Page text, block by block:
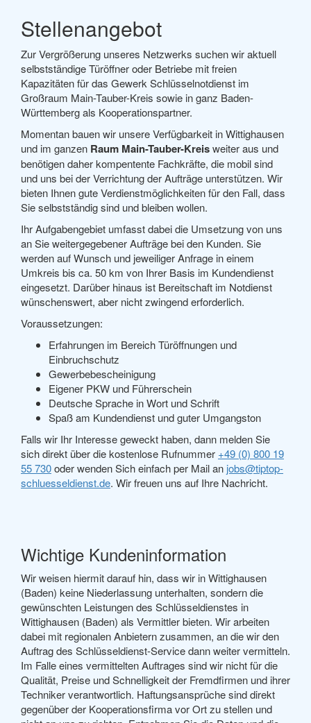
Stellenangebot
Zur Vergrößerung unseres Netzwerks suchen wir aktuell
selbstständige Türöffner oder Betriebe mit freien
Kapazitäten für das Gewerk Schlüsselnotdienst im
Großraum Main-Tauber-Kreis sowie in ganz Baden-
Württemberg als Kooperationspartner.
Momentan bauen wir unsere Verfügbarkeit in Wittighausen
und im ganzen Raum Main-Tauber-Kreisweiter aus und
benötigen daher kompentente Fachkräfte, die mobil sind
und uns bei der Verrichtung der Aufträge unterstützen. Wir
bieten Ihnen gute Verdienstmöglichkeiten für den Fall, dass
Sie selbstständig sind und bleiben wollen.
Ihr Aufgabengebiet umfasst dabei die Umsetzung von uns
an Sie weitergegebener Aufträge bei den Kunden. Sie
werden auf Wunsch und jeweiliger Anfrage in einem
Umkreis bis ca. 50 km von Ihrer Basis im Kundendienst
eingesetzt. Darüber hinaus ist Bereitschaft im Notdienst
wünschenswert, aber nicht zwingend erforderlich.
Voraussetzungen:
Erfahrungen im Bereich Türöffnungen und
Einbruchschutz
Gewerbebescheinigung
Eigener PKW und Führerschein
Deutsche Sprache in Wort und Schrift
Spaß am Kundendienst und guter Umgangston
Falls wir Ihr Interesse geweckt haben, dann melden Sie
sich direkt über die kostenlose Rufnummer +49 (0) 800 19
55 730oder wenden Sich einfach per Mail an jobs@tiptop-
schluesseldienst.de. Wir freuen uns auf Ihre Nachricht.
Wichtige Kundeninformation
Wir weisen hiermit darauf hin, dass wir in Wittighausen
(Baden) keine Niederlassung unterhalten, sondern die
gewünschten Leistungen des Schlüsseldienstes in
Wittighausen (Baden) als Vermittler bieten. Wir arbeiten
dabei mit regionalen Anbietern zusammen, an die wir den
Auftrag des Schlüsseldienst-Service dann weiter vermitteln.
Im Falle eines vermittelten Auftrages sind wir nicht für die
Qualität, Preise und Schnelligkeit der Fremdfirmen und ihrer
Techniker verantwortlich. Haftungsansprüche sind direkt
gegenüber der Kooperationsfirma vor Ort zu stellen und